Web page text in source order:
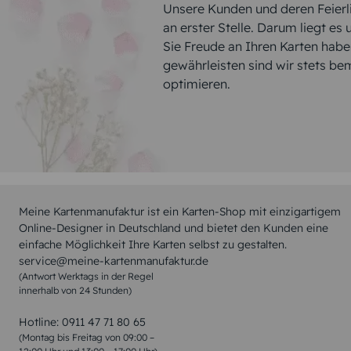
Unsere Kunden und deren
an erster Stelle. Darum liegt es
Sie Freude an Ihren Karten
gewährleisten sind wir stets
optimieren.
Meine Kartenmanufaktur ist ein Karten-Shop mit einzigartigem
Online-Designer in Deutschland und bietet den Kunden eine
einfache Möglichkeit Ihre Karten selbst zu gestalten.
service@meine-kartenmanufaktur.de
(Antwort Werktags in der Regel
innerhalb von 24 Stunden)
Hotline: 0911 47 71 80 65
(Montag bis Freitag von 09:00 –